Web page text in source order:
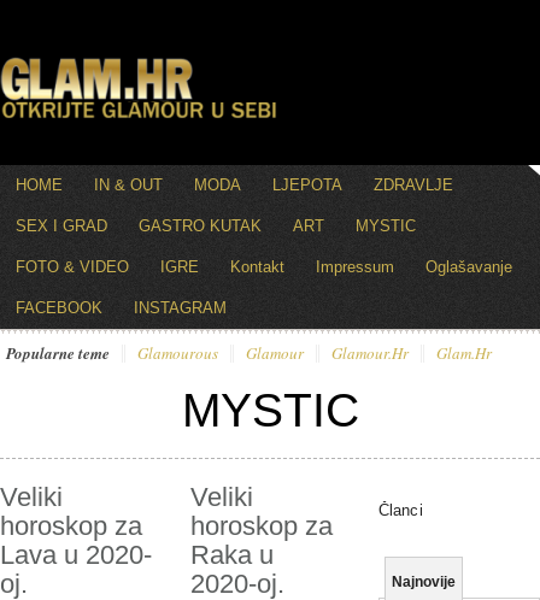
HOME IN & OUT MODA LJEPOTA ZDRAVLJE
SEX I GRAD GASTRO KUTAK ART MYSTIC
FOTO & VIDEO IGRE Kontakt Impressum Oglašavanje
FACEBOOK INSTAGRAM
Popularne teme Glamourous Glamour Glamour.hr Glam.hr
MYSTIC
Veliki
horoskop za
Lava u 2020-
oj.
Veliki
horoskop za
Raka u
2020-oj.
Članci
Najnovije